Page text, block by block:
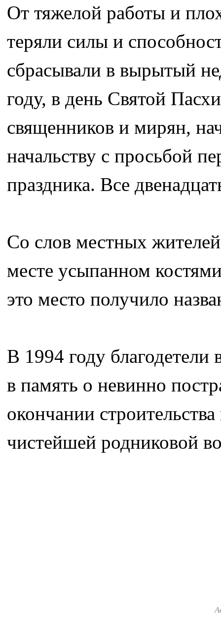
От тяжелой работы и
теряли силы и
сбрасывали в вырытый
году, в день Святой
священников и мирян,
начальству с просьбой
праздника. Все
Со слов местных
месте усыпанном
это место получило
В 1994 году
в память о невинно
окончании
чистейшей родниковой